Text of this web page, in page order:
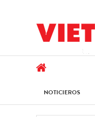
NOTICIEROS